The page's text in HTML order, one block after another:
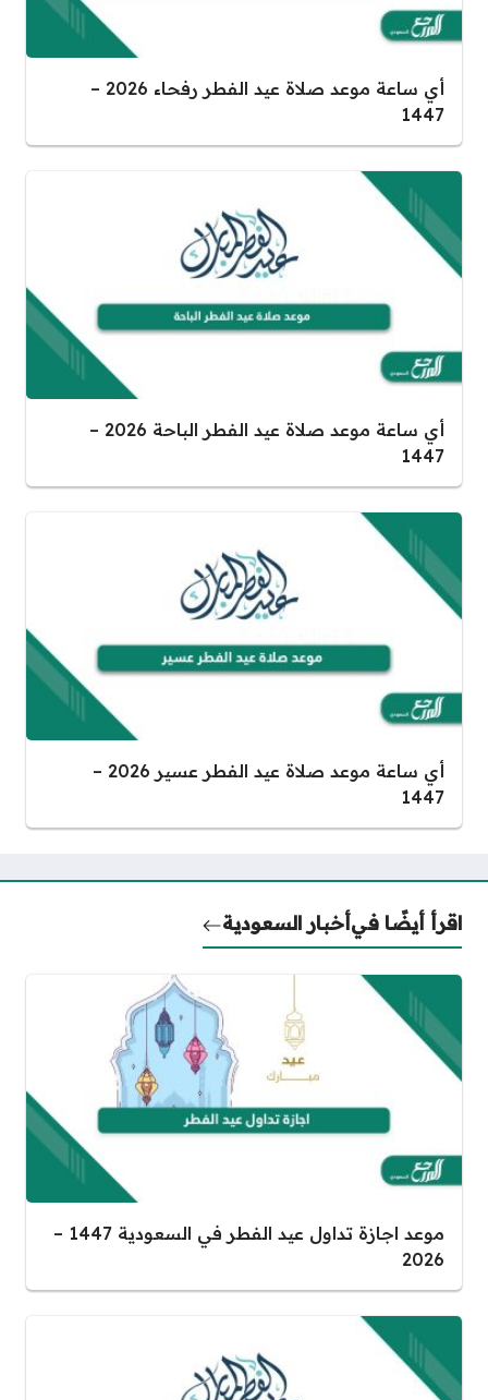
أي ساعة موعد صلاة عيد الفطر رفحاء 2026 –
1447
أي ساعة موعد صلاة عيد الفطر الباحة 2026 –
1447
أي ساعة موعد صلاة عيد الفطر عسير 2026 –
1447
اقرأ أيضًا فيأخبار السعودية
موعد اجازة تداول عيد الفطر في السعودية 1447 –
2026